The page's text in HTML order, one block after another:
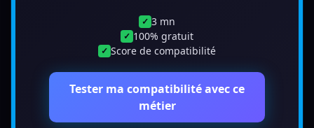
✓ 3 mn
✓ 100% gratuit
✓ Score de compatibilité
Tester ma compatibilité avec ce
métier